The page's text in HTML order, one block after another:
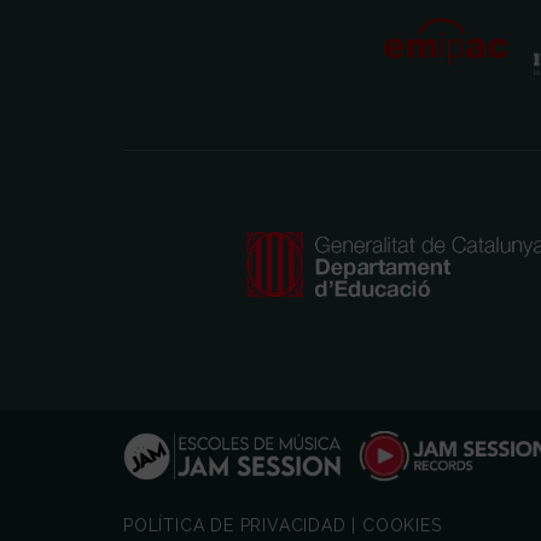
POLÍTICA DE PRIVACIDAD | COOKIES